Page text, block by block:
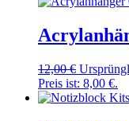
12,00€
Preis ist: 8,00 €.